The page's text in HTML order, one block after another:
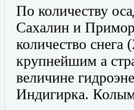
По количеству
Сахалин и
количество снега
крупнейшим а
величине
Индигирка.